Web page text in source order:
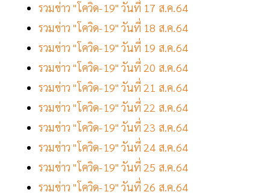
รวมข่าว "โควิด-19" วันที่ 17 ส.ค.64
รวมข่าว "โควิด-19" วันที่ 18 ส.ค.64
รวมข่าว "โควิด-19" วันที่ 19 ส.ค.64
รวมข่าว "โควิด-19" วันที่ 20 ส.ค.64
รวมข่าว "โควิด-19" วันที่ 21 ส.ค.64
รวมข่าว "โควิด-19" วันที่ 22 ส.ค.64
รวมข่าว "โควิด-19" วันที่ 23 ส.ค.64
รวมข่าว "โควิด-19" วันที่ 24 ส.ค.64
รวมข่าว "โควิด-19" วันที่ 25 ส.ค.64
รวมข่าว "โควิด-19" วันที่ 26 ส.ค.64